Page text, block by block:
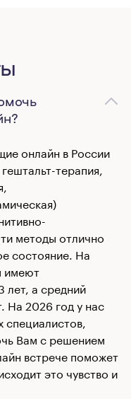
онлайн в России
терапия,
методы отлично
состояние. На
имеют
лет, а средний
На 2026 год у нас
специалистов,
Вам с решением
встрече поможет
это чувство и